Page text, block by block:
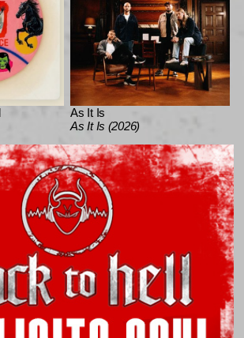
As It Is
As It Is (2026)